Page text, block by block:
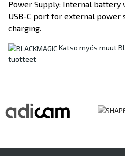
Power Supply: Internal battery
USB-C port for external power
charging.
Katso myös muut
tuotteet